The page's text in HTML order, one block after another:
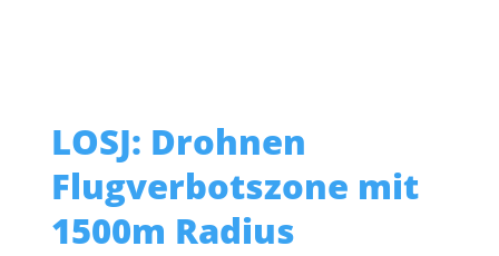
LOSJ: Drohnen
Flugverbotszone mit
1500m Radius